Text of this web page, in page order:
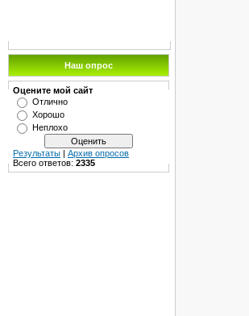
Наш опрос
Оцените мой сайт
Отлично
Хорошо
Неплохо
Результаты | Архив опросов
Всего ответов: 2335